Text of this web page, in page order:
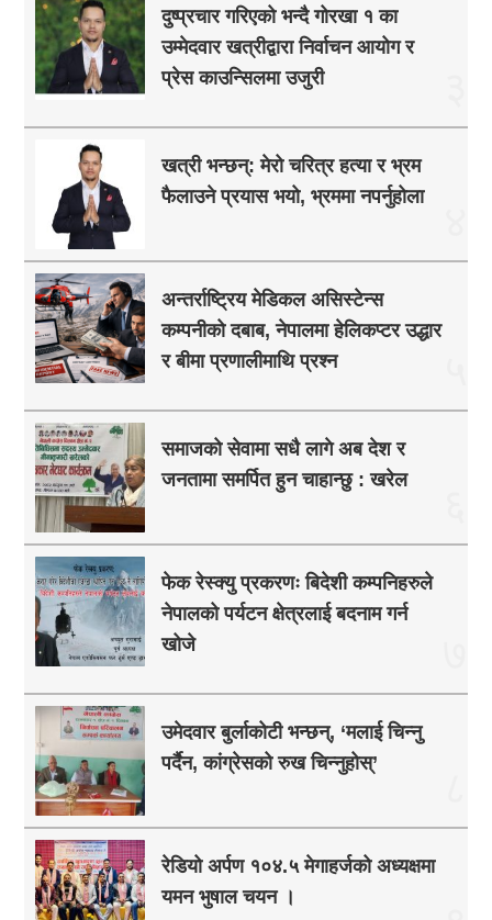
दुष्प्रचार गरिएको भन्दै गोरखा १ का
उम्मेदवार खत्रीद्वारा निर्वाचन आयोग र
प्रेस काउन्सिलमा उजुरी
खत्री भन्छन्: मेरो चरित्र हत्या र भ्रम
फैलाउने प्रयास भयो, भ्रममा नपर्नुहोला
अन्तर्राष्ट्रिय मेडिकल असिस्टेन्स
कम्पनीको दबाब, नेपालमा हेलिकप्टर उद्धार
र बीमा प्रणालीमाथि प्रश्न
समाजको सेवामा सधै लागे अब देश र
जनतामा समर्पित हुन चाहान्छु : खरेल
फेक रेस्क्यु प्रकरणः बिदेशी कम्पनिहरुले
नेपालको पर्यटन क्षेत्रलाई बदनाम गर्न
खोजे
उमेदवार बुर्लाकोटी भन्छन्, ‘मलाई चिन्नु
पर्दैन, कांग्रेसको रुख चिन्नुहोस्’
रेडियो अर्पण १०४.५ मेगाहर्जको अध्यक्षमा
यमन भुषाल चयन ।